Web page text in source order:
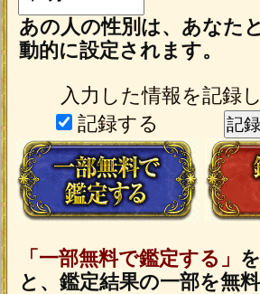
動作環境
この占い番組は、次の環境でご利用く
ださい。
＜OS＞
Android 5.0以降
iOS 10.0以降
OSに標準搭載されているブラウザ。
※JavaScriptの設定をオンにしてご利用
ください。